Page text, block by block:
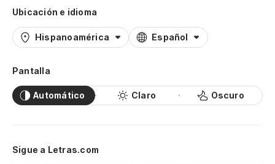
Ubicación e idioma
Hispanoamérica Español
Pantalla
Automático Claro Oscuro
Sigue a Letras.com